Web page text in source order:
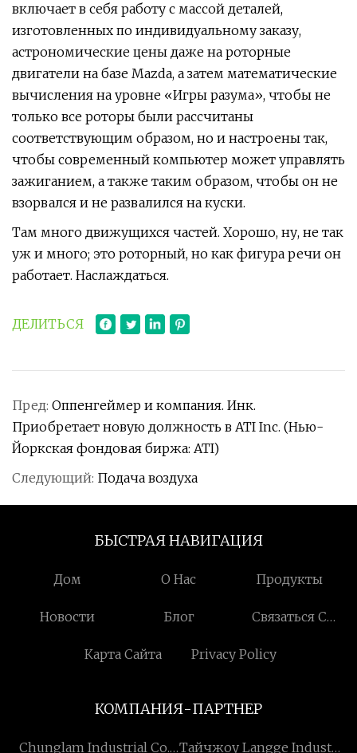
включает в себя работу с массой деталей,
изготовленных по индивидуальному заказу,
астрономические цены даже на роторные
двигатели на базе Mazda, а затем математические
вычисления на уровне «Игры разума», чтобы не
только все роторы были рассчитаны
соответствующим образом, но и настроены так,
чтобы современный компьютер может управлять
зажиганием, а также таким образом, чтобы он не
взорвался и не развалился на куски.
Там много движущихся частей. Хорошо, ну, не так
уж и много; это роторный, но как фигура речи он
работает. Наслаждаться.
ДЕЛИТЬСЯ
Пред: Оппенгеймер и компания. Инк.
Приобретает новую должность в ATI Inc. (Нью-
Йоркская фондовая биржа: ATI)
Следующий: Подача воздуха
БЫСТРАЯ НАВИГАЦИЯ
Дом О Нас Продукты
Новости Блог
Связаться С
Карта Сайта
Privacy Policy
КОМПАНИЯ-ПАРТНЕР
Chunglam Industrial Co., Тайчжоу Langge Industry